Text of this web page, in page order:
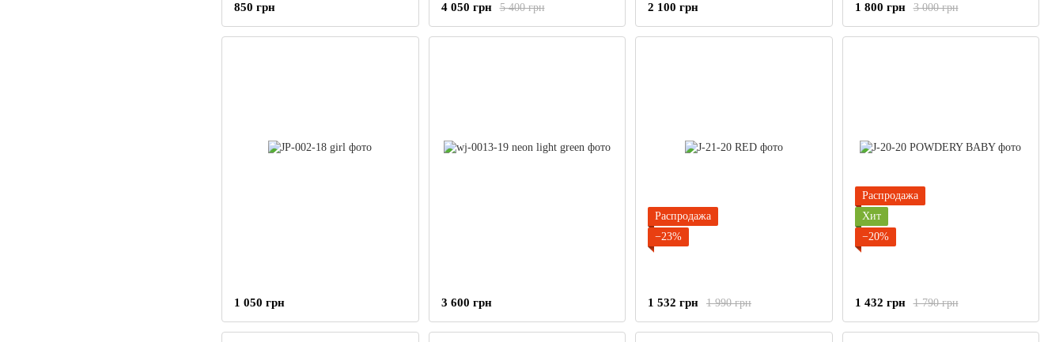
850 грн 5 400 грн
4 050 грн 2 100 грн 3 000 грн
1 800 грн
1 050 грн 3 600 грн
Распродажа
−23%
1 990 грн
1 532 грн
Распродажа
Хит
−20%
1 790 грн
1 432 грн